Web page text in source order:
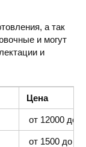
а так
и могут
и
Цена
от 12000 до
от 1500 до